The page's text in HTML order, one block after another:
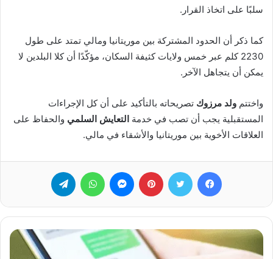
سلبًا على اتخاذ القرار.
كما ذكر أن الحدود المشتركة بين موريتانيا ومالي تمتد على طول
2230 كلم عبر خمس ولايات كثيفة السكان، مؤكّدًا أن كلا البلدين لا
يمكن أن يتجاهل الآخر.
واختتم ولد مرزوك تصريحاته بالتأكيد على أن كل الإجراءات
المستقبلية يجب أن تصب في خدمة التعايش السلمي والحفاظ على
العلاقات الأخوية بين موريتانيا والأشقاء في مالي.
فيسبوك تويتر بينتيريست ماسنجر واتساب